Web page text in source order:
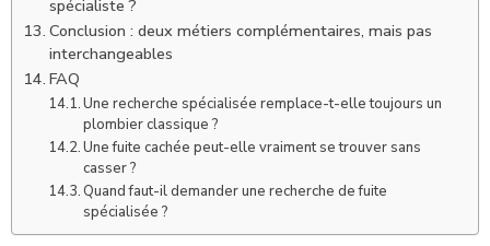
spécialiste ?
Conclusion : deux métiers complémentaires, mais pas
interchangeables
FAQ
Une recherche spécialisée remplace-t-elle toujours un
plombier classique ?
Une fuite cachée peut-elle vraiment se trouver sans
casser ?
Quand faut-il demander une recherche de fuite
spécialisée ?